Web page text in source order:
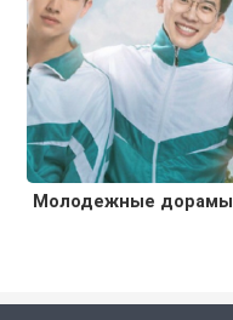
Молодежные дорамы